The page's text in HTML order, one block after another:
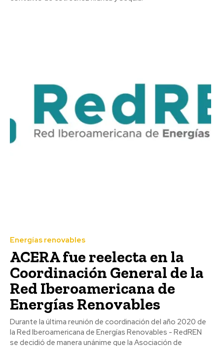
Energías renovables
ACERA fue reelecta en la
Coordinación General de la
Red Iberoamericana de
Energías Renovables
Durante la última reunión de coordinación del año 2020 de
la Red Iberoamericana de Energías Renovables - RedREN
se decidió de manera unánime que la Asociación de